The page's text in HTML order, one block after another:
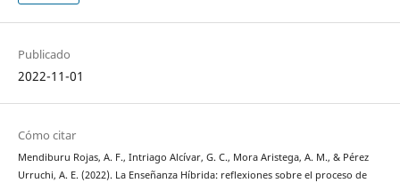
Publicado
2022-11-01
Cómo citar
Mendiburu Rojas, A. F., Intriago Alcívar, G. C., Mora Aristega, A. M., & Pérez
Urruchi, A. E. (2022). La Enseñanza Híbrida: reflexiones sobre el proceso de